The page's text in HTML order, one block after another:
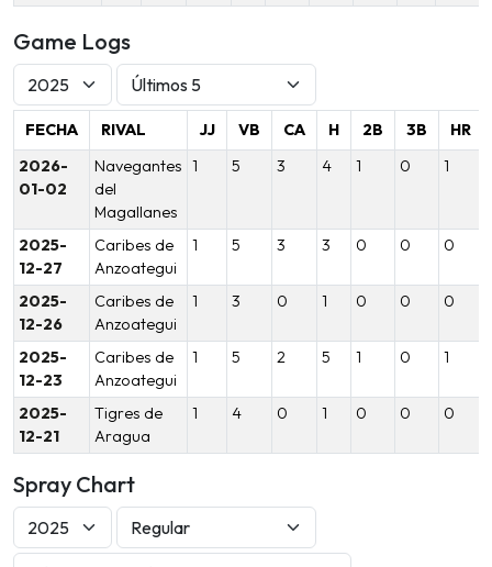
Game Logs
FECHA RIVAL JJ VB CA H 2B 3B
HR
2026-
01-02
Navegantes
del
Magallanes
1 5 3 4 1 0 1
2025-
12-27
Caribes de
Anzoategui
1 5 3 3 0 0 0
2025-
12-26
Caribes de
Anzoategui
1 3 0 1 0 0 0
2025-
12-23
Caribes de
Anzoategui
1 5 2 5 1 0 1
2025-
12-21
Tigres de
Aragua
1 4 0 1 0 0 0
Spray Chart